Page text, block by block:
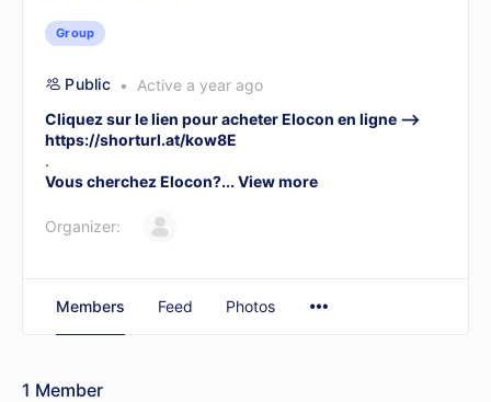
Group
Public
Active a year ago
Cliquez sur le lien pour acheter Elocon en ligne –>
https://shorturl.at/kow8E
.
Vous cherchez Elocon?... View more
Organizer:
Members Feed Photos
1 Member